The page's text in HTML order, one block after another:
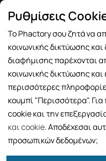
των 49€
BRANDS
Ρυθμίσεις
Το Phactory σου ζητά να
κοινωνικής δικτύωσης
διαφήμισης παρέχονται
κοινωνικής δικτύωσης
περισσότερες
κουμπί "Περισσότερα".
cookie και την
και cookie. Αποδέχεσαι
προσωπικών δεδομένων;